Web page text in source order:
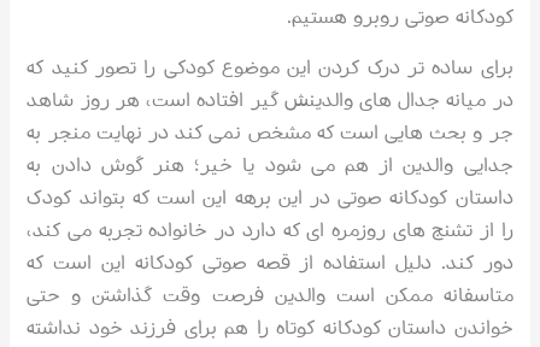
کودکانه صوتی روبرو هستیم.
برای ساده تر درک کردن این موضوع کودکی را تصور کنید که
در میانه جدال های والدینش گیر افتاده است، هر روز شاهد
جر و بحث هایی است که مشخص نمی کند در نهایت منجر به
جدایی والدین از هم می شود یا خیر؛ هنر گوش دادن به
داستان کودکانه صوتی در این برهه این است که بتواند کودک
را از تشنج های روزمره ای که دارد در خانواده تجربه می کند،
دور کند. دلیل استفاده از قصه صوتی کودکانه این است که
متاسفانه ممکن است والدین فرصت وقت گذاشتن و حتی
خواندن داستان کودکانه کوتاه را هم برای فرزند خود نداشته